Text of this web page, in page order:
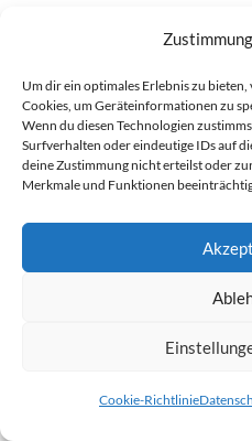
Um dir ein optimales Erlebnis zu
Cookies, um Geräteinformationen zu
Wenn du diesen Technologien
Surfverhalten oder eindeutige IDs auf
deine Zustimmung nicht erteilst oder
Merkmale und Funktionen
Cookie-Richtlinie
Was versteht
Rezession?
Eine Rezession wird
hinweg. Dieser Zustand
fallende BIP-Werte,
einer Rezession